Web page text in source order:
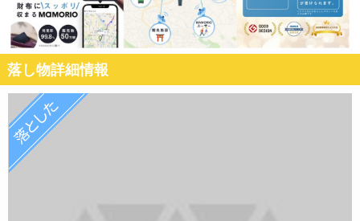
落し物詳細情報